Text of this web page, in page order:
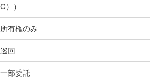
C））
所有権のみ
巡回
一部委託